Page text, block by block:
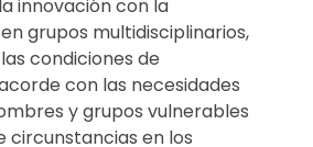
innovación con la
grupos multidisciplinarios,
condiciones de
con las necesidades
y grupos vulnerables
circunstancias en los